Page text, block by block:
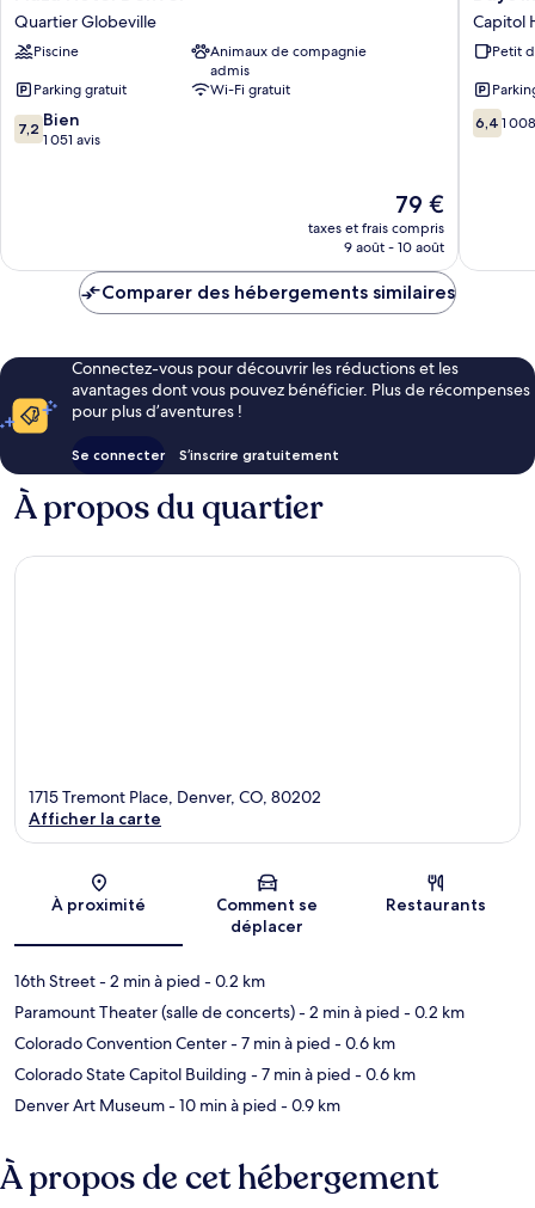
Shower)
(Roll-
Shower)
Hotel
Denver
Quartier
Quartier Globeville
Piscine
Animaux de compagnie
admis
Parking gratuit
Wi-Fi gratuit
7.2
sur
7,2 Bien
1 051 avis
Le
nouveau
prix
de
79 €
taxes et frais compris
9 août - 10 août
Inn
by
Capitol
Hill
Capitol
Petit
6.4
sur
6,4 1
Comparer des hébergements similaires
Connectez-vous pour découvrir les réductions et les
avantages dont vous pouvez bénéficier. Plus de récompenses
pour plus d’aventures !
Se connecter S’inscrire gratuitement
À propos du quartier
Carte
1715 Tremont Place, Denver, CO, 80202
Afficher la carte
À proximité
Comment se
déplacer
Restaurants
16th Street- 2 min à pied - 0.2 km
Paramount Theater (salle de concerts)- 2 min à pied - 0.2 km
Colorado Convention Center- 7 min à pied - 0.6 km
Colorado State Capitol Building - 7 min à pied - 0.6 km
Denver Art Museum- 10 min à pied - 0.9 km
À propos de cet hébergement